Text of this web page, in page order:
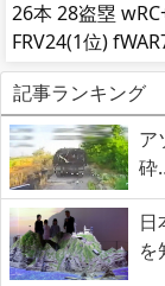
26本 28盗塁
FRV24(1位)
これ
記事ランキング
ア
砕
日
を